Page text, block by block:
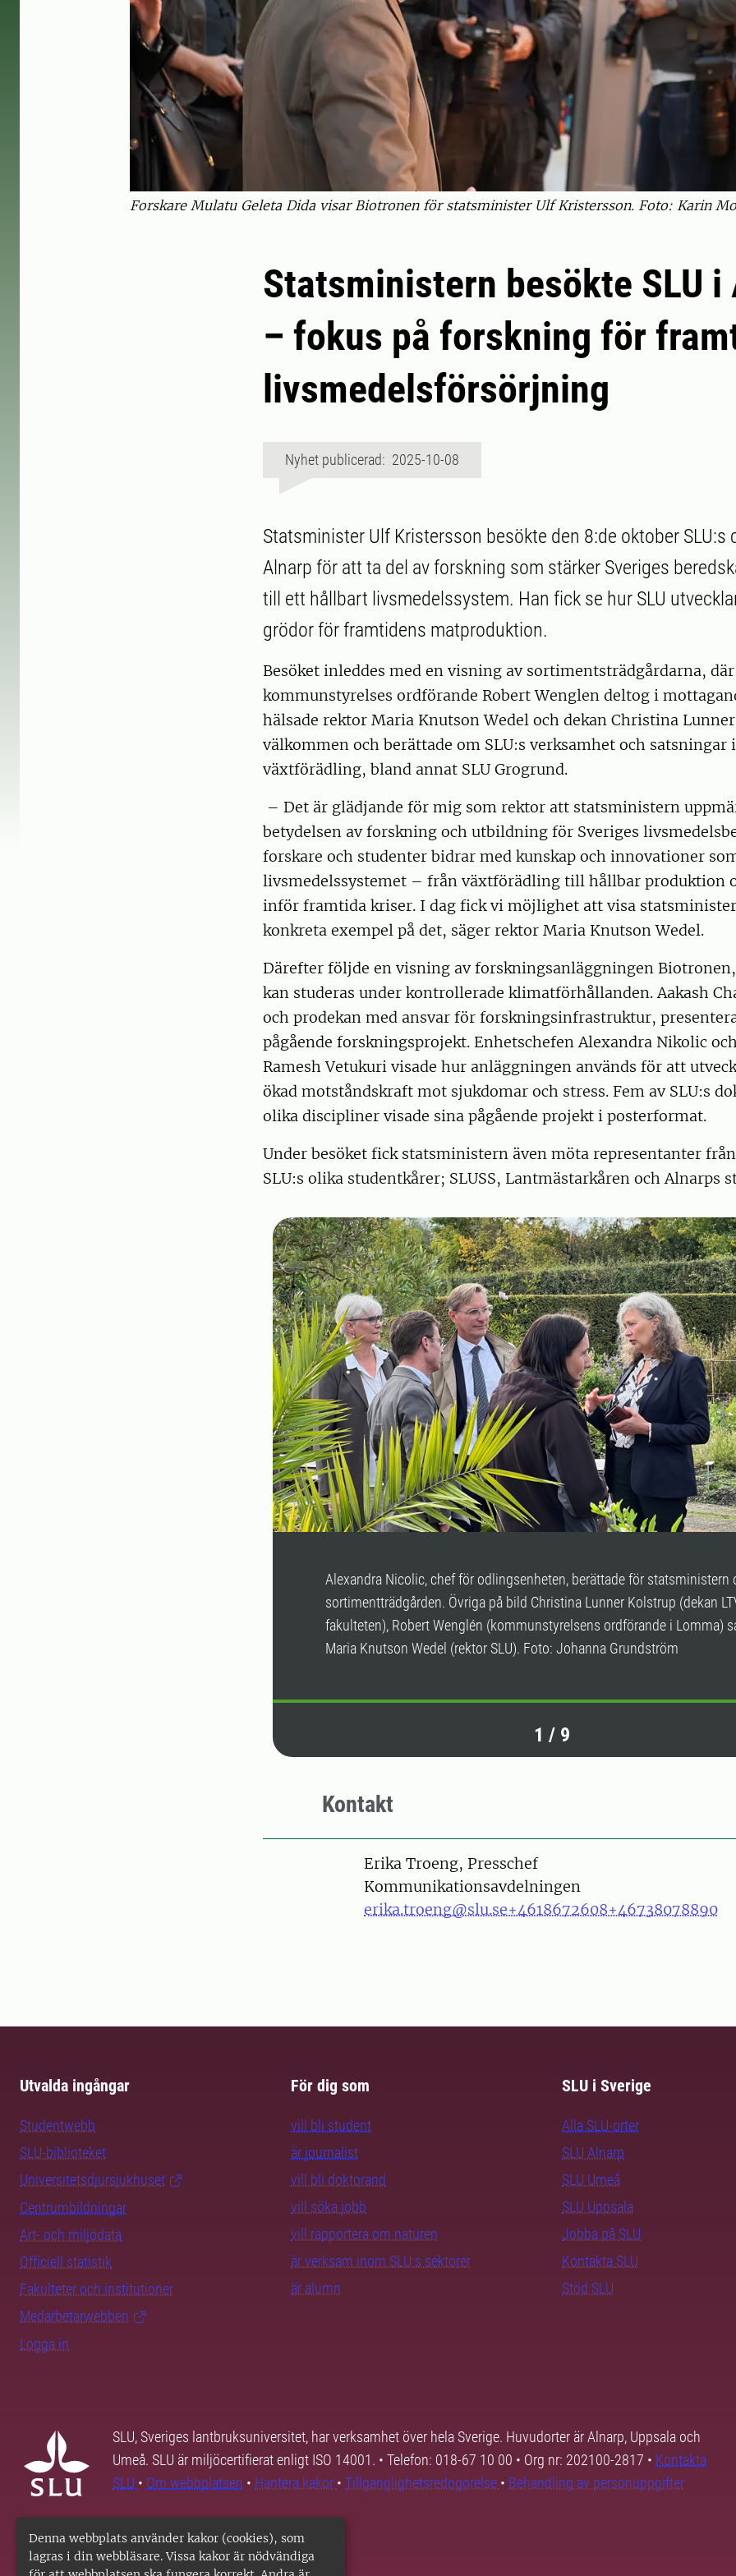
Denna webbplats använder kakor (cookies), som
lagras i din webbläsare. Vissa kakor är nödvändiga
Forskare Mulatu Geleta Dida visar Biotronen för statsminister Ulf Kristersson. Foto: Karin
Statsministern besökte SLU i
– fokus på forskning för
livsmedelsförsörjning
Nyhet publicerad: 2025-10-08
Statsminister Ulf Kristersson besökte den 8:de oktober SLU:s
Alnarp för att ta del av forskning som stärker Sveriges
till ett hållbart livsmedelssystem. Han fick se hur SLU
grödor för framtidens matproduktion.
Besöket inleddes med en visning av sortimentsträdgårdarna,
kommunstyrelses ordförande Robert Wenglen deltog i
hälsade rektor Maria Knutson Wedel och dekan Christina
välkommen och berättade om SLU:s verksamhet och satsningar
växtförädling, bland annat SLU Grogrund.
– Det är glädjande för mig som rektor att statsministern
betydelsen av forskning och utbildning för Sveriges
forskare och studenter bidrar med kunskap och innovationer
livsmedelssystemet – från växtförädling till hållbar produktion
inför framtida kriser. I dag fick vi möjlighet att visa
konkreta exempel på det, säger rektor Maria Knutson Wedel.
Därefter följde en visning av forskningsanläggningen
kan studeras under kontrollerade klimatförhållanden. Aakash
och prodekan med ansvar för forskningsinfrastruktur,
pågående forskningsprojekt. Enhetschefen Alexandra Nikolic
Ramesh Vetukuri visade hur anläggningen används för att
ökad motståndskraft mot sjukdomar och stress. Fem av SLU:s
olika discipliner visade sina pågående projekt i posterformat.
Under besöket fick statsministern även möta representanter
SLU:s olika studentkårer; SLUSS, Lantmästarkåren och Alnarps
Alexandra Nicolic, chef för odlingsenheten, berättade för statsministern
sortimentträdgården. Övriga på bild Christina Lunner Kolstrup (dekan
fakulteten), Robert Wenglén (kommunstyrelsens ordförande i Lomma)
Maria Knutson Wedel (rektor SLU). Foto: Johanna Grundström
1 / 9
Kontakt
PersonErika Troeng, Presschef
Kommunikationsavdelningen
erika.troeng@slu.se+4618672608+46738078890
Utvalda ingångar
Studentwebb
SLU-biblioteket
Universitetsdjursjukhuset
Centrumbildningar
Art- och miljödata
Officiell statistik
Fakulteter och institutioner
Medarbetarwebben
Logga in
För dig som
vill bli student
är journalist
vill bli doktorand
vill söka jobb
vill rapportera om naturen
är verksam inom SLU:s sektorer
är alumn
SLU i Sverige
Alla SLU-orter
SLU Alnarp
SLU Umeå
SLU Uppsala
Jobba på SLU
Kontakta SLU
Stöd SLU
SLU, Sveriges lantbruksuniversitet, har verksamhet över hela Sverige. Huvudorter är Alnarp, Uppsala och
Umeå. SLU är miljöcertifierat enligt ISO 14001. • Telefon: 018-67 10 00 • Org nr: 202100-2817 • Kontakta
SLU • Om webbplatsen • Hantera kakor • Tillgänglighetsredogörelse • Behandling av personuppgifter